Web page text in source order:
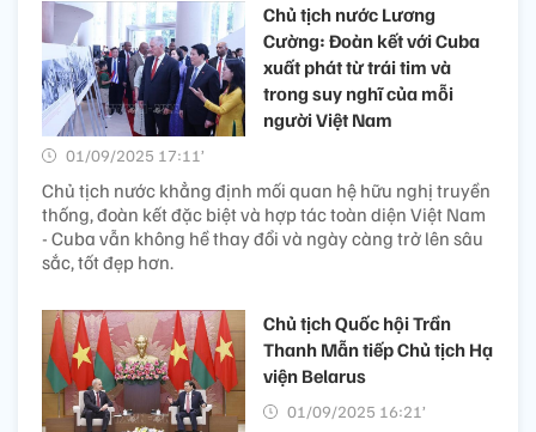
Chủ tịch nước Lương
Cường: Đoàn kết với Cuba
xuất phát từ trái tim và
trong suy nghĩ của mỗi
người Việt Nam
01/09/2025 17:11’
Chủ tịch nước khẳng định mối quan hệ hữu nghị truyền
thống, đoàn kết đặc biệt và hợp tác toàn diện Việt Nam
- Cuba vẫn không hề thay đổi và ngày càng trở lên sâu
sắc, tốt đẹp hơn.
Chủ tịch Quốc hội Trần
Thanh Mẫn tiếp Chủ tịch Hạ
viện Belarus
01/09/2025 16:21’